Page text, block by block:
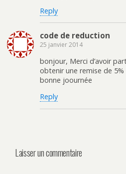
Reply
code de reduction
25 janvier 2014
bonjour, Merci d’avoir
obtenir une remise de 5%
bonne joournée
Reply
Laisser un commentaire